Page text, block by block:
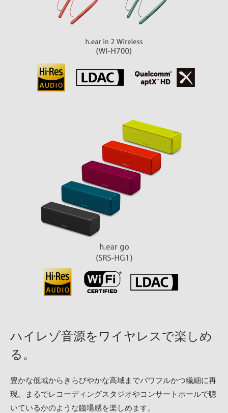
ハイレゾ音源をワイヤレスで楽しめ
る。
豊かな低域からきらびやかな高域までパワフルかつ繊細に再
現。まるでレコーディングスタジオやコンサートホールで聴
いているかのような臨場感を楽しめます。